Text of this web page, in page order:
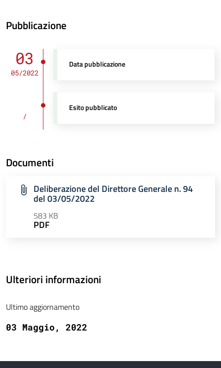
Pubblicazione
03
05/2022
Data pubblicazione
/
Esito pubblicato
Documenti
Deliberazione del Direttore Generale n. 94
del 03/05/2022
583 KB
PDF
Ulteriori informazioni
Ultimo aggiornamento
03 Maggio, 2022